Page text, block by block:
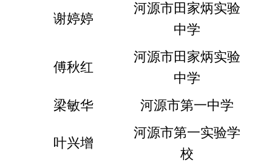
谢婷婷
河源市田家炳实验
中学
傅秋红
河源市田家炳实验
中学
梁敏华
河源市第一中学
叶兴增
河源市第一实验学
校